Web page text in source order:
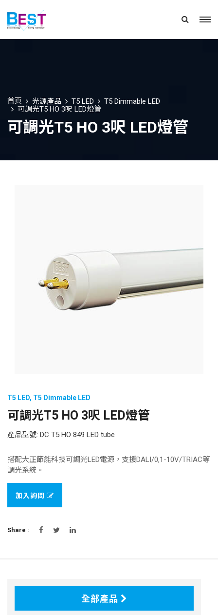
首頁 光源產品 T5 LED
T5 Dimmable LED
可調光T5 HO 3呎 LED燈管
可調光T5 HO 3呎 LED燈管
T5 LED, T5 Dimmable LED
可調光T5 HO 3呎 LED燈管
產品型號: DC T5 HO 849 LED tube
搭配大正節能科技可調光LED電源，支援DALI/0,1-10V/TRIAC等
調光系統。
加入詢問
Share :
全部產品